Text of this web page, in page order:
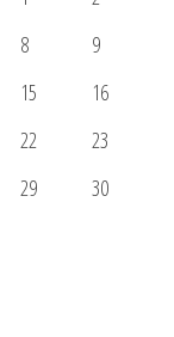
8
9
15
16
22
23
29
30